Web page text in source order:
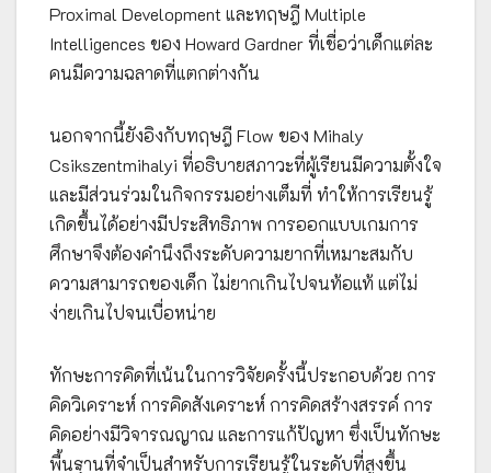
Proximal Development และทฤษฎี Multiple
Intelligences ของ Howard Gardner ที่เชื่อว่าเด็กแต่ละ
คนมีความฉลาดที่แตกต่างกัน
นอกจากนี้ยังอิงกับทฤษฎี Flow ของ Mihaly
Csikszentmihalyi ที่อธิบายสภาวะที่ผู้เรียนมีความตั้งใจ
และมีส่วนร่วมในกิจกรรมอย่างเต็มที่ ทำให้การเรียนรู้
เกิดขึ้นได้อย่างมีประสิทธิภาพ การออกแบบเกมการ
ศึกษาจึงต้องคำนึงถึงระดับความยากที่เหมาะสมกับ
ความสามารถของเด็ก ไม่ยากเกินไปจนท้อแท้ แต่ไม่
ง่ายเกินไปจนเบื่อหน่าย
ทักษะการคิดที่เน้นในการวิจัยครั้งนี้ประกอบด้วย การ
คิดวิเคราะห์ การคิดสังเคราะห์ การคิดสร้างสรรค์ การ
คิดอย่างมีวิจารณญาณ และการแก้ปัญหา ซึ่งเป็นทักษะ
พื้นฐานที่จำเป็นสำหรับการเรียนรู้ในระดับที่สูงขึ้น